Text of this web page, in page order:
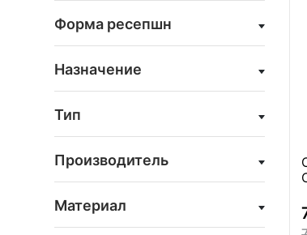
Форма ресепшн
Назначение
Тип
Производитель
Материал